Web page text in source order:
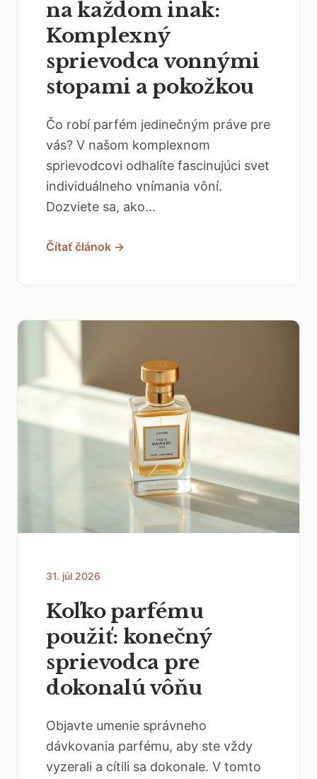
na každom inak:
Komplexný
sprievodca vonnými
stopami a pokožkou
Čo robí parfém jedinečným práve pre
vás? V našom komplexnom
sprievodcovi odhalíte fascinujúci svet
individuálneho vnímania vôní.
Dozviete sa, ako...
Čítať článok →
31. júl 2026
Koľko parfému
použiť: konečný
sprievodca pre
dokonalú vôňu
Objavte umenie správneho
dávkovania parfému, aby ste vždy
vyzerali a cítili sa dokonale. V tomto